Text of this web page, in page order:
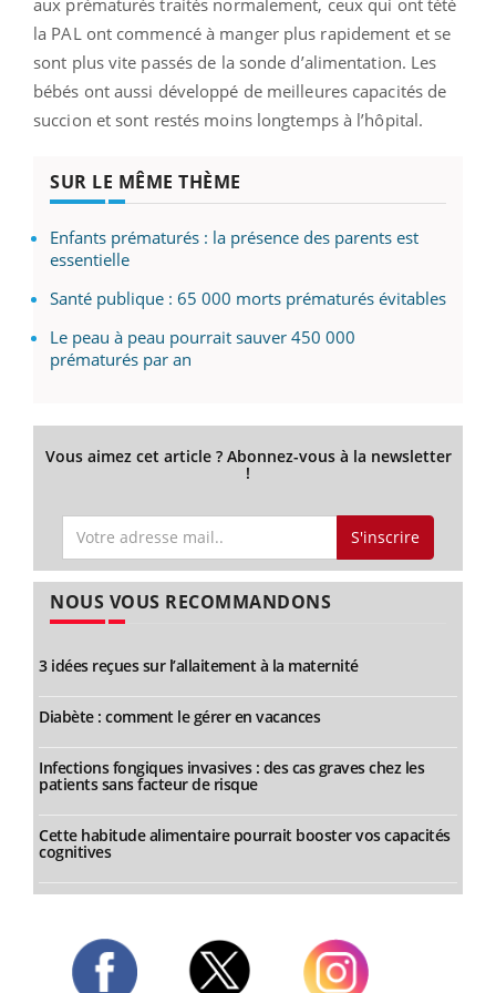
la PAL ont commencé à manger plus rapidement et se
sont plus vite passés de la sonde d’alimentation. Les
bébés ont aussi développé de meilleures capacités de
succion et sont restés moins longtemps à l’hôpital.
SUR LE MÊME THÈME
Enfants prématurés : la présence des parents est
essentielle
Santé publique : 65 000 morts prématurés évitables
Le peau à peau pourrait sauver 450 000
prématurés par an
Vous aimez cet article ? Abonnez-vous à la newsletter
!
S'inscrire
NOUS VOUS RECOMMANDONS
3 idées reçues sur l’allaitement à la maternité
Diabète : comment le gérer en vacances
Infections fongiques invasives : des cas graves chez les
patients sans facteur de risque
Cette habitude alimentaire pourrait booster vos capacités
cognitives